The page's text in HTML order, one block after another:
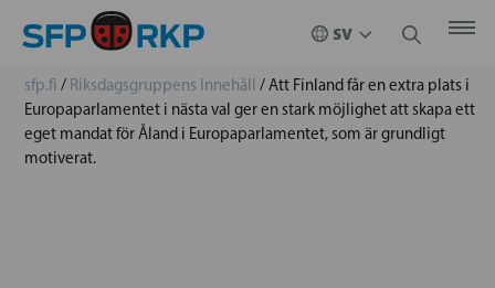
sfp.fi / Riksdagsgruppens Innehåll /Att Finland får en extra plats i
Europaparlamentet i nästa val ger en stark möjlighet att skapa ett
eget mandat för Åland i Europaparlamentet, som är grundligt
motiverat.